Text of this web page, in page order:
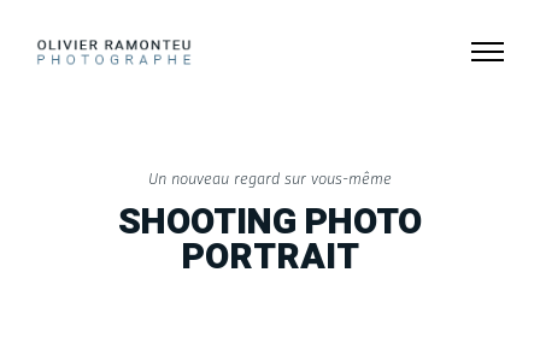
Un nouveau regard sur vous-même
SHOOTING PHOTO
PORTRAIT